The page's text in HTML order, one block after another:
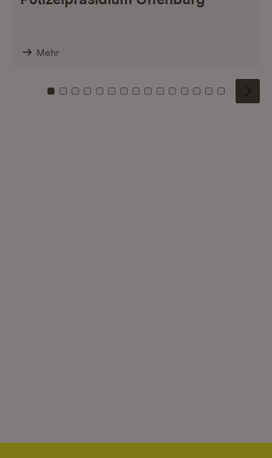
Mehr
Zu Kachel: 0
Zu Kachel: 1
Zu Kachel: 2
Zu Kachel: 3
Zu Kachel: 4
Zu Kachel: 5
Zu Kachel: 6
Zu Kachel: 7
Zu Kachel: 8
Zu Kachel: 9
Zu Kachel: 10
Zu Kachel: 11
Zu Kachel: 12
Zu Kachel:
Zu